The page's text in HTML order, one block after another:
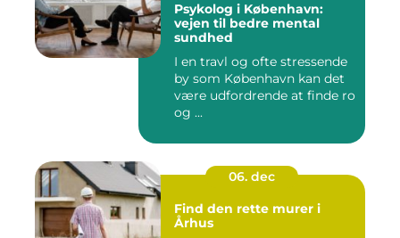
Psykolog i København:
vejen til bedre mental
sundhed
I en travl og ofte stressende
by som København kan det
være udfordrende at finde ro
og ...
06. dec
Find den rette murer i
Århus